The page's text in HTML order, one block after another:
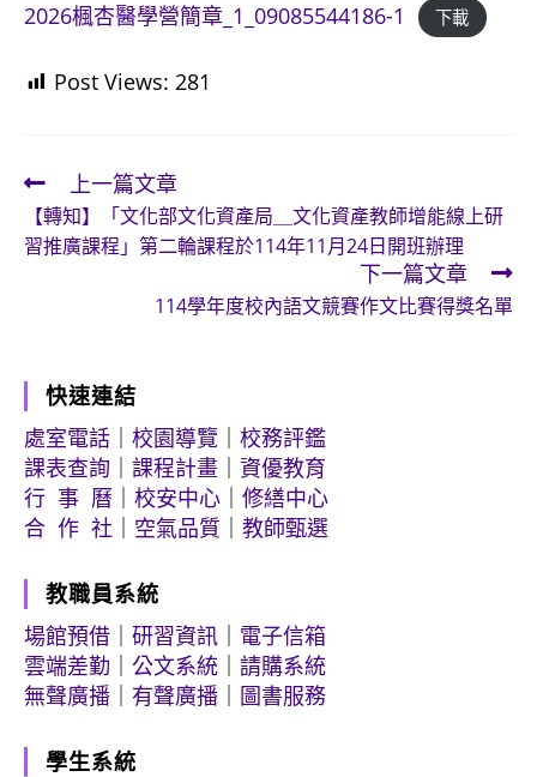
2026楓杏醫學營簡章_1_09085544186-1
下載
Post Views: 281
Read
more
articles
上一篇文章
【轉知】「文化部文化資產局＿文化資產教師增能線上研
習推廣課程」第二輪課程於114年11月24日開班辦理
下一篇文章
114學年度校內語文競賽作文比賽得獎名單
快速連結
處室電話
校園導覽
校務評鑑
課表查詢
課程計畫
資優教育
行 事 曆
校安中心
修繕中心
合 作 社
空氣品質 教師甄選
教職員系統
場館預借
研習資訊
電子信箱
雲端差勤
公文系統
請購系統
無聲廣播
有聲廣播 圖書服務
學生系統